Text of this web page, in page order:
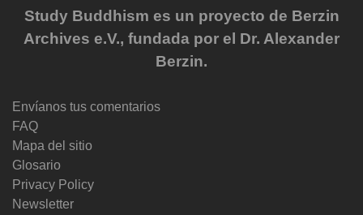
Study Buddhism es un proyecto de Berzin
Archives e.V., fundada por el Dr. Alexander
Berzin.
Envíanos tus comentarios
FAQ
Mapa del sitio
Glosario
Privacy Policy
Newsletter